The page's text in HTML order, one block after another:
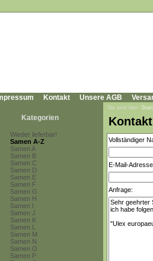
Kontakt Unsere AGB
Kategorien
Wieder lieferbar!
Samen A-Z
Samen A
Samen B
Samen C
Samen D
Samen E
Samen F
Samen G
Samen H
Samen I
Samen J
Samen K
Samen L
Samen M
Samen N
Samen O
Samen P
Sie sind hier:
Kontakt
Vollständiger
E-Mail-
Anfrage: